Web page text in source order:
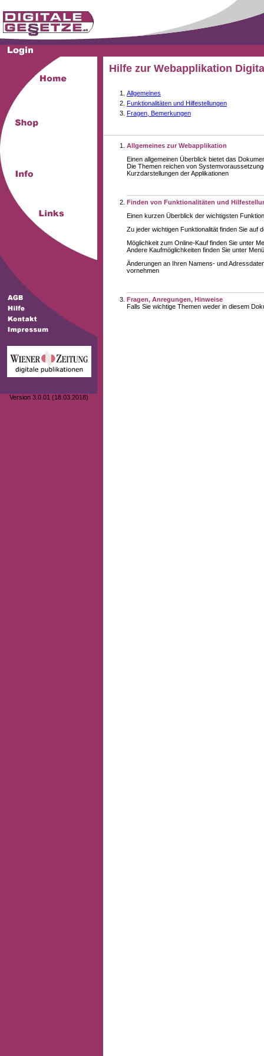
Version 3.0.01 (18.03.2018)
Hilfe zur Webapplikation
Allgemeines
Funktionalitäten und Hilfestellungen
Fragen, Bemerkungen
Allgemeines zur Webapplikation
Einen allgemeinen Überblick bietet das
Die Themen reichen von
Kurzdarstellungen der Applikationen
Finden von Funktionalitäten und
Einen kurzen Überblick der wichtigsten
Zu jeder wichtigen Funktionalität finden Sie auf
Möglichkeit zum Online-Kauf finden Sie unter
Andere Kaufmöglichkeiten finden Sie unter
Änderungen an Ihren Namens- und
vornehmen
Fragen, Anregungen, Hinweise
Falls Sie wichtige Themen weder in diesem